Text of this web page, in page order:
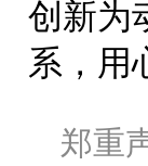
创新为
系，用
郑重